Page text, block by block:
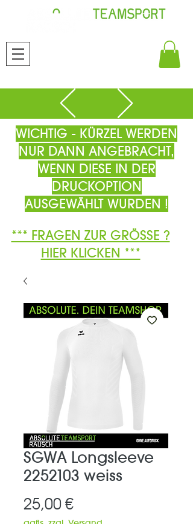
WICHTIG - KÜRZEL WERDEN
NUR DANN ANGEBRACHT,
WENN DIESE IN DER
DRUCKOPTION
AUSGEWÄHLT WURDEN !
*** FRAGEN ZUR GRÖSSE ?
HIER KLICKEN ***
SGWA Longsleeve
2252103 weiss
25,00 €Preis